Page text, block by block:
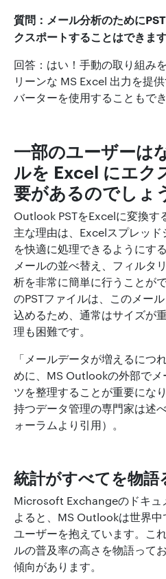
質問：メール分析のために
クスポートすることはできま
回答：はい！手動の取り組み
リーンな MS Excel 出力を提
バーターを使用することもでき
一部のユーザーは
ルを Excel にエク
要があるのでしょ
Outlook PSTをExcelに変換す
主な理由は、Excelスプレッ
を快適に処理できるようにす
メールの並べ替え、フィルタ
析を非常に簡単に行うことが
のPSTファイルは、このメー
込めるため、通常はサイズが
理も困難です。
「メールデータが増えるにつ
めに、MS Outlookの外部でメ
ツを整理することが重要にな
持つデータ管理の専門家は述
ォーラムより引用）。
統計がすべてを物語
Microsoft Exchangeのドキュ
よると、MS Outlookは世界
ユーザーを抱えています。こ
ルの普及率の高さを物語って
傾向があります。